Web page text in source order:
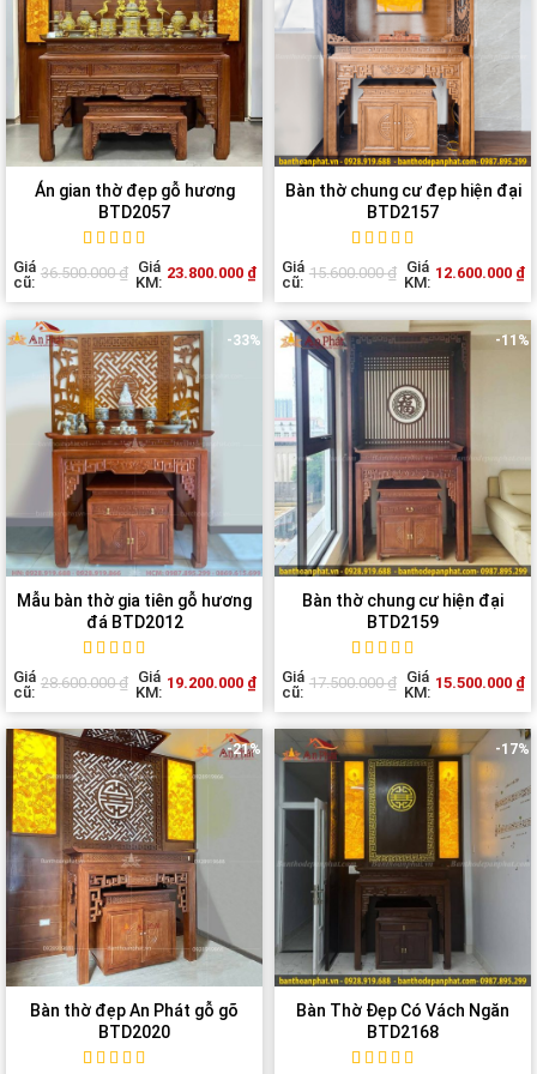
Án gian thờ đẹp gỗ hương
BTD2057
Rated5
out of
5 based on
Giá
cũ: 36.500.000₫
Giá
KM:
23.800.000 ₫
Bàn thờ chung cư đẹp hiện đại
BTD2157
Rated5
out of
5 based on
Giá
cũ: 15.600.000₫
Giá
KM:
12.600.000 ₫
-33%
Mẫu bàn thờ gia tiên gỗ hương
đá BTD2012
Rated5
out of
5 based on
Giá
cũ: 28.600.000₫
Giá
KM:
19.200.000 ₫
-11%
Bàn thờ chung cư hiện đại
BTD2159
Rated5
out of
5 based on
Giá
cũ: 17.500.000₫
Giá
KM:
15.500.000 ₫
-21%
Bàn thờ đẹp An Phát gỗ gõ
BTD2020
-17%
Bàn Thờ Đẹp Có Vách Ngăn
BTD2168